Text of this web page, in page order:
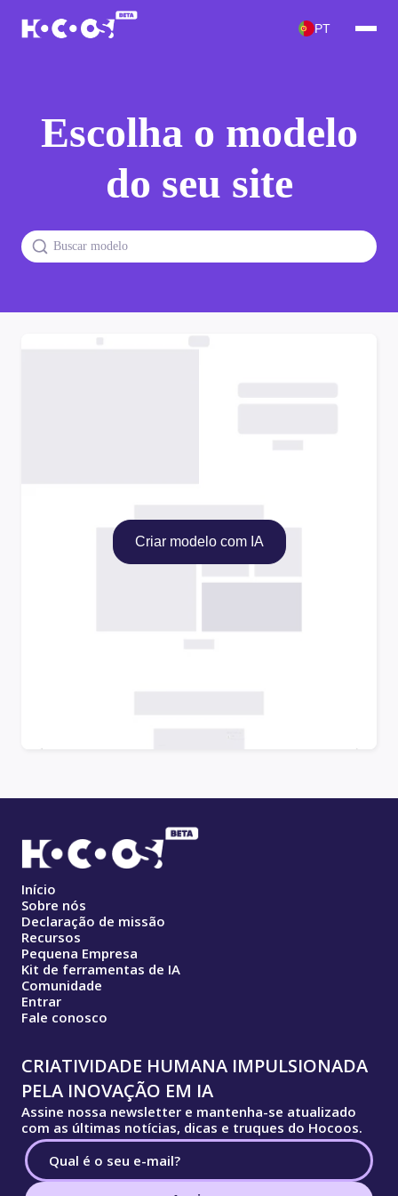
PT
Escolha o modelo
do seu site
Criar modelo com IA
Início
Sobre nós
Declaração de missão
Recursos
Pequena Empresa
Kit de ferramentas de IA
Comunidade
Entrar
Fale conosco
CRIATIVIDADE HUMANA IMPULSIONADA
PELA INOVAÇÃO EM IA
Assine nossa newsletter e mantenha-se atualizado
com as últimas notícias, dicas e truques do Hocoos.